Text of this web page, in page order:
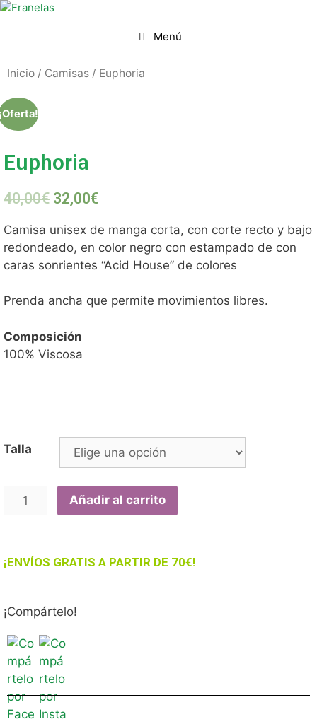
Menú
Inicio / Camisas / Euphoria
Euphoria
40,00€ 32,00€
Camisa unisex de manga corta, con corte recto y bajo
redondeado, en color negro con estampado de con
caras sonrientes “Acid House” de colores
Prenda ancha que permite movimientos libres.
Composición
100% Viscosa
Talla
Añadir al carrito
¡ENVÍOS GRATIS A PARTIR DE 70€!
¡Compártelo!